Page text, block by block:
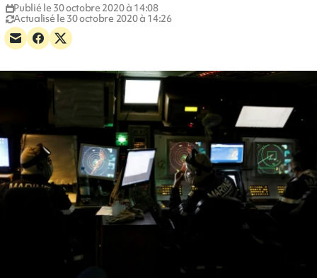
Publié le 30 octobre 2020 à 14:08
Actualisé le 30 octobre 2020 à 14:26